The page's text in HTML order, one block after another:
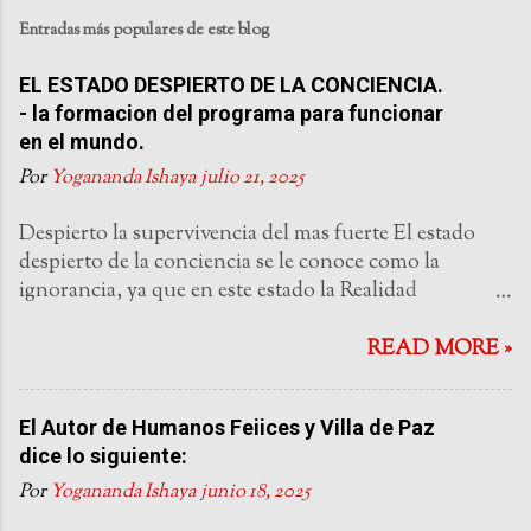
Entradas más populares de este blog
EL ESTADO DESPIERTO DE LA CONCIENCIA.
- la formacion del programa para funcionar
en el mundo.
PorYogananda Ishayajulio 21, 2025
Despierto la supervivencia del mas fuerte El estado
despierto de la conciencia se le conoce como la
ignorancia, ya que en este estado la Realidad
Este es un estado de fronteras: la mente esta atrapada
es en el instante presente. También esta atrapada
porque solo lo mas burdo de los objetos se perciben: el
Ascendente Ilimitado pasa desapercibido. El estado
READ MORE »
El Autor de Humanos Feiices y Villa de Paz
dice lo siguiente:
PorYogananda Ishayajunio 18, 2025